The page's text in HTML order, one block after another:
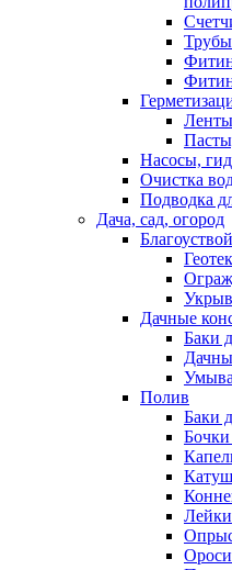
Насосы,
Очистка
Подводка
Дача, сад, огород
Дачные
Баки
Полив
Баки
Бочки
Лейки